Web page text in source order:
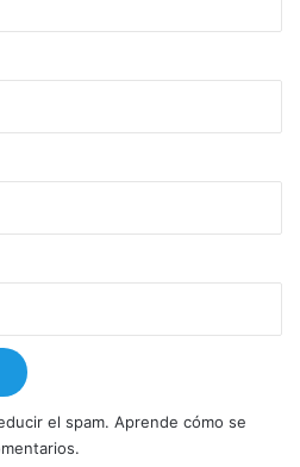
el spam. Aprende cómo se